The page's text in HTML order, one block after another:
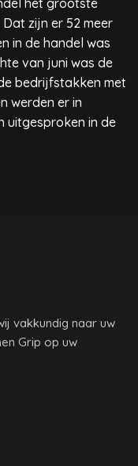
het grootste
zijn er 52 meer
in de handel was
van juni was de
bedrijfstakken met
werden er in
uitgesproken in de
vakkundig naar uw
Grip op uw